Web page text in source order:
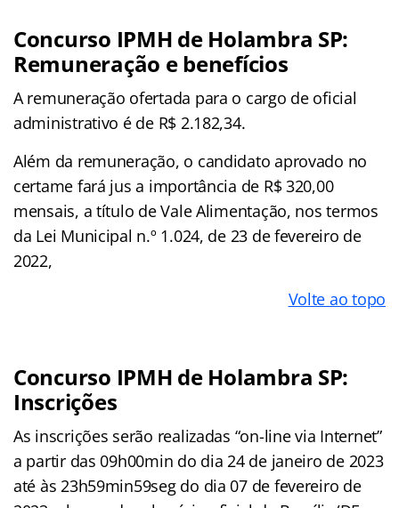
Concurso IPMH de Holambra SP:
Remuneração e benefícios
A remuneração ofertada para o cargo de oficial
administrativo é de R$ 2.182,34.
Além da remuneração, o candidato aprovado no
certame fará jus a importância de R$ 320,00
mensais, a título de Vale Alimentação, nos termos
da Lei Municipal n.º 1.024, de 23 de fevereiro de
2022,
Volte ao topo
Concurso IPMH de Holambra SP:
Inscrições
As inscrições serão realizadas “on-line via Internet”
a partir das 09h00min do dia 24 de janeiro de 2023
até às 23h59min59seg do dia 07 de fevereiro de